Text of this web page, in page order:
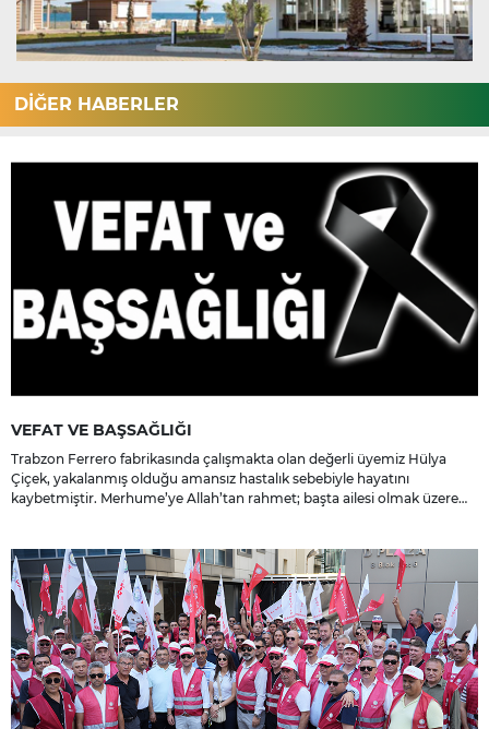
DİĞER HABERLER
VEFAT VE BAŞSAĞLIĞI
Trabzon Ferrero fabrikasında çalışmakta olan değerli üyemiz Hülya
Çiçek, yakalanmış olduğu amansız hastalık sebebiyle hayatını
kaybetmiştir. Merhume’ye Allah’tan rahmet; başta ailesi olmak üzere